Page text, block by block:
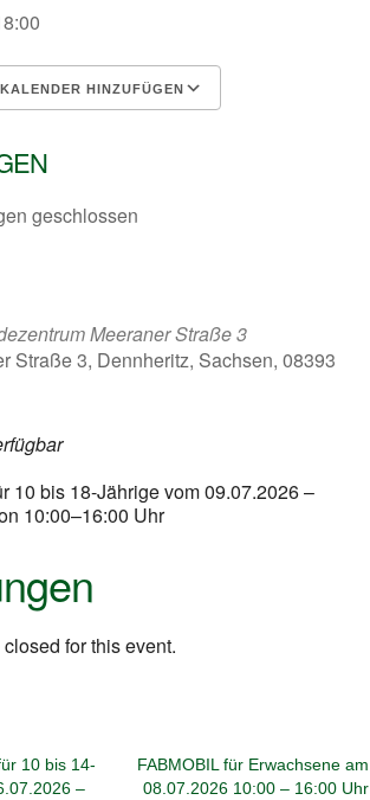
HINZUFÜGEN
geschlossen
Meeraner Straße 3
Straße 3, Dennheritz, Sachsen, 08393
10 bis 18-Jährige vom 09.07.2026 –
10:00–16:00 Uhr
for this event.
10 bis 14-
–
FABMOBIL für Erwachsene am
08.07.2026 10:00 – 16:00 Uhr